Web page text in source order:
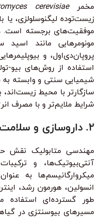
مخمرcerevisiae
زیست‌توده لیگنوسلولزی، یا
موفقیت‌های برجسته است.
استفاده از روش‌های بیو-
شیمیایی سنتی و وابسته
سازگارتر با محیط زیست‌اند،
شرایط ملایم‌تر و با مصرف
۲. داروسازی و سلامت
مهندسی متابولیک نقش
آنتی‌بیوتیک‌ها، و
میکروارگانیسم‌ها به
انسولین، هورمون رشد،
طور گسترده‌ای استفاده
مسیرهای بیوسنتزی در